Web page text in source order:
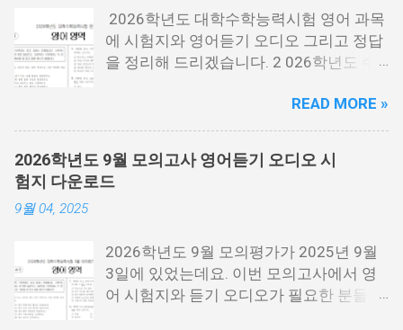
2026학년도 대학수학능력시험 영어 과목
에 시험지와 영어듣기 오디오 그리고 정답
을 정리해 드리겠습니다. 2 026학년도 수
행한 시험 을 말하는데요. 2026년에 대학
에 들어가는 분들이 보는 시험입니다. 시험
지 필요한 분들은 아래 PDF파일을 다운로
드 받을 수 있습니다. 홀수랑 짝수가 나누
어져 있기 때문에 필요한 각각 필요한 분들
수] 수능 영어 짝수.pdf 수능 영어듣기 음성
수능 영어 정답지 수능 영어 정답지 수능
영어듣기 대본.pdf 영어듣기 대본.pdf 영어
READ MORE »
2026학년도 9월 모의고사 영어듣기 오디오 시
험지 다운로드
9월 04, 2025
2026학년도 9월 모의평가가 2025년 9월
3일에 있었는데요. 이번 모의고사에서 영
어 시험지와 듣기 오디오가 필요한 분들을